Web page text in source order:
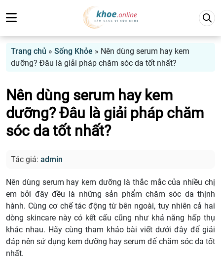
Trang chủ » Sống Khỏe » Nên dùng serum hay kem
dưỡng? Đâu là giải pháp chăm sóc da tốt nhất?
Nên dùng serum hay kem
dưỡng? Đâu là giải pháp chăm
sóc da tốt nhất?
Tác giả: admin
Nên dùng serum hay kem dưỡng là thắc mắc của nhiều chị
em bởi đây đều là những sản phẩm chăm sóc da thịnh
hành. Cùng cơ chế tác động từ bên ngoài, tuy nhiên cả hai
dòng skincare này có kết cấu cũng như khả năng hấp thụ
khác nhau. Hãy cùng tham khảo bài viết dưới đây để giải
đáp nên sử dụng kem dưỡng hay serum để chăm sóc da tốt
nhất.